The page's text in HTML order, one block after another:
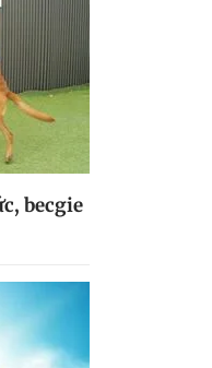
becgie